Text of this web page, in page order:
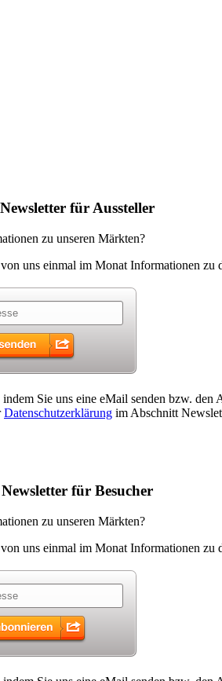
für Aussteller
zu unseren Märkten?
uns einmal im Monat Informationen zu
Sie uns eine eMail senden bzw.
Datenschutzerklärung im Abschnitt
für Besucher
zu unseren Märkten?
uns einmal im Monat Informationen zu